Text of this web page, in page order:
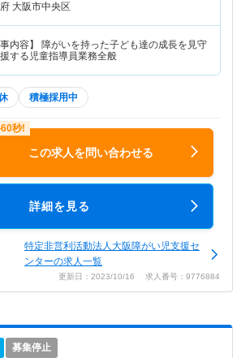
大阪市中央区
事内容】 障がいを持った子ども達の成長を見守
する児童指導員業務全般
積極採用中
この求人を問い合わせる
詳細を見る
特定非営利活動法人大阪障がい児支援セ
ンターの求人一覧
更新日：2023/10/16 求人番号：9776884
募集停止